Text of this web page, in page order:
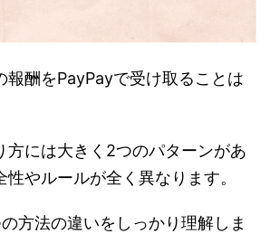
報酬をPayPayで受け取ることは
方には大きく2つのパターンがあ
性やルールが全く異なります。
方法の違いをしっかり理解しま